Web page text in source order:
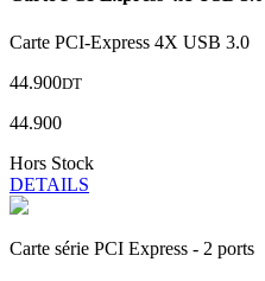
Carte PCI-Express 4X USB 3.0
44.900DT
44.900
Hors Stock
DETAILS
Carte série PCI Express - 2 ports